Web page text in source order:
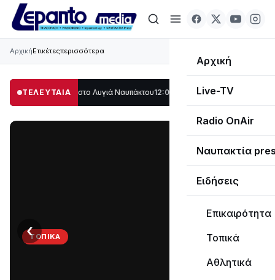
Αρχική
Live-TV
Radio OnAir
Ναυπακτία
Ειδήσεις
Επικαιρότητα
Τοπικά
Αθλητικά
ΑρχικήΕτικέτεςπερισσότερα
ΤΕΛΕΥΤΑΙΑ
μέρος στο Λυγιά Ναυπάκτου12:08 Σε τροχιά υλοποίησης η
ΤΟΠΙΚΆ
‹